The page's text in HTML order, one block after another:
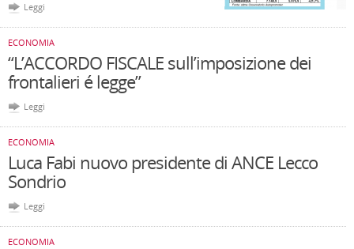
Leggi
ECONOMIA
“L’ACCORDO FISCALE sull’imposizione dei
frontalieri é legge”
Leggi
ECONOMIA
Luca Fabi nuovo presidente di ANCE Lecco
Sondrio
Leggi
ECONOMIA